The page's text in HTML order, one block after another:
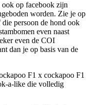
ook op facebook zijn
worden. Zie je op
persoon de hond ook
even naast
even de COI
dan je op basis van de
F1 x cockapoo F1
a-like die volledig